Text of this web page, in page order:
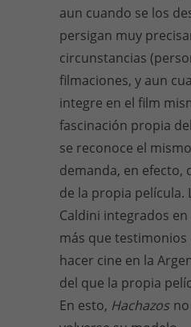
aun cuando se los
persigan muy
circunstancias
filmaciones, y aun
integre en el film
fascinación propia
se reconoce el
demanda, en efecto,
de la propia película.
Caldini integrados en
más que
hacer cine en la
del que la propia
En esto, Hachazos